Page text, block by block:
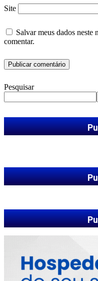
Site
Salvar meus dados neste
comentar.
Pesquisar